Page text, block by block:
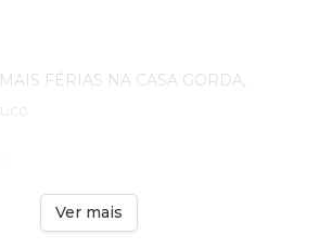
FÉRIAS NA CASA GORDA,
Ver mais